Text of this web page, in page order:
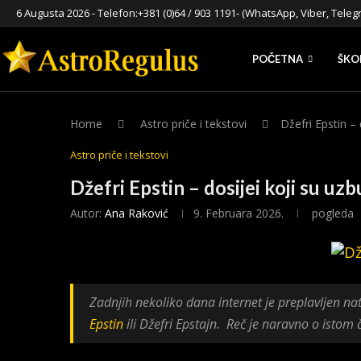
6 Augusta 2026 - Telefon:+381 (0)64 / 903 1191- (WhatsApp, Viber,
POČETNA
Home Astro priče i tekstovi Džefri Epstin
Astro priče i tekstovi
Džefri Epstin – dosijei koji su
Autor: Ana Raković 9. Februara 2026. pogleda
Zadnjih nekoliko dana internet je preplavljen
Epstinili Džefri Epstajn. Reč je naravno o